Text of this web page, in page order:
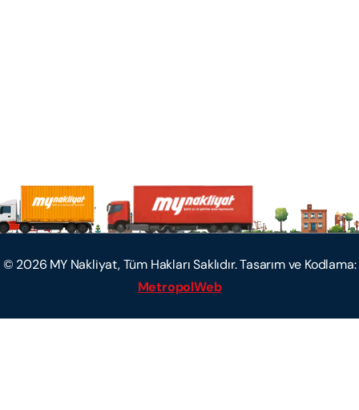
© 2026 MY Nakliyat, Tüm Hakları Saklıdır. Tasarım ve Kodlama:
MetropolWeb